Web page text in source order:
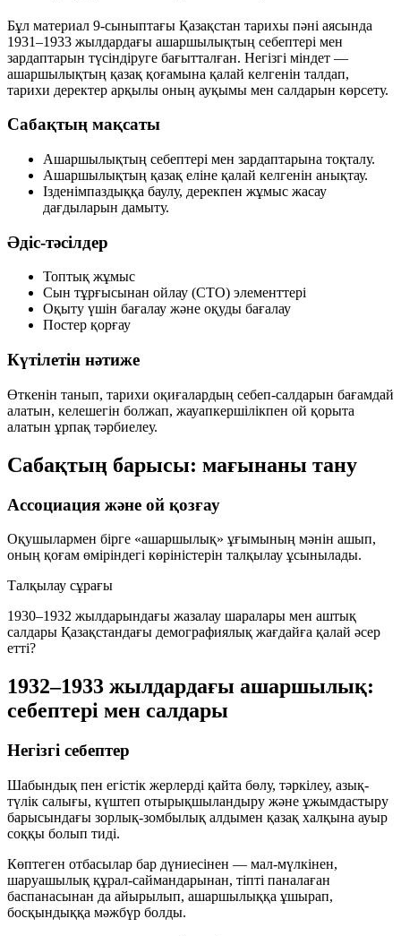
Бұл материал 9-сыныптағы Қазақстан тарихы пәні аясында
1931–1933 жылдардағы ашаршылықтың себептері мен
зардаптарын түсіндіруге бағытталған. Негізгі міндет —
ашаршылықтың қазақ қоғамына қалай келгенін талдап,
тарихи деректер арқылы оның ауқымы мен салдарын көрсету.
Сабақтың мақсаты
Ашаршылықтың себептері мен зардаптарына тоқталу.
Ашаршылықтың қазақ еліне қалай келгенін анықтау.
Ізденімпаздыққа баулу, дерекпен жұмыс жасау
дағдыларын дамыту.
Әдіс-тәсілдер
Топтық жұмыс
Сын тұрғысынан ойлау (СТО) элементтері
Оқыту үшін бағалау және оқуды бағалау
Постер қорғау
Күтілетін нәтиже
Өткенін танып, тарихи оқиғалардың себеп-салдарын бағамдай
алатын, келешегін болжап, жауапкершілікпен ой қорыта
алатын ұрпақ тәрбиелеу.
Сабақтың барысы: мағынаны тану
Ассоциация және ой қозғау
Оқушылармен бірге «ашаршылық» ұғымының мәнін ашып,
оның қоғам өміріндегі көріністерін талқылау ұсынылады.
Талқылау сұрағы
1930–1932 жылдарындағы жазалау шаралары мен аштық
салдары Қазақстандағы демографиялық жағдайға қалай әсер
етті?
1932–1933 жылдардағы ашаршылық:
себептері мен салдары
Негізгі себептер
Шабындық пен егістік жерлерді қайта бөлу, тәркілеу, азық-
түлік салығы, күштеп отырықшыландыру және ұжымдастыру
барысындағы зорлық-зомбылық алдымен қазақ халқына ауыр
соққы болып тиді.
Көптеген отбасылар бар дүниесінен — мал-мүлкінен,
шаруашылық құрал-саймандарынан, тіпті паналаған
баспанасынан да айырылып, ашаршылыққа ұшырап,
босқындыққа мәжбүр болды.